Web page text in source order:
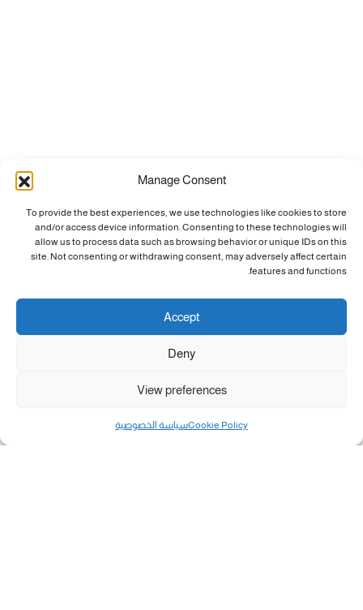
Manage Consent
To provide the best experiences, we use technologies like cookies to store
and/or access device information. Consenting to these technologies will
allow us to process data such as browsing behavior or unique IDs on this
site. Not consenting or withdrawing consent, may adversely affect certain
features and functions.
Accept
Deny
View preferences
Cookie Policyسياسة الخصوصية مال و أعمال